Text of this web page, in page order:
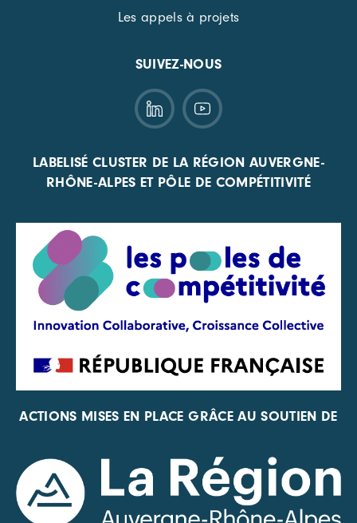
Les appels à projets
SUIVEZ-NOUS
LABELISÉ CLUSTER DE LA RÉGION AUVERGNE-
RHÔNE-ALPES ET PÔLE DE COMPÉTITIVITÉ
ACTIONS MISES EN PLACE GRÂCE AU SOUTIEN DE